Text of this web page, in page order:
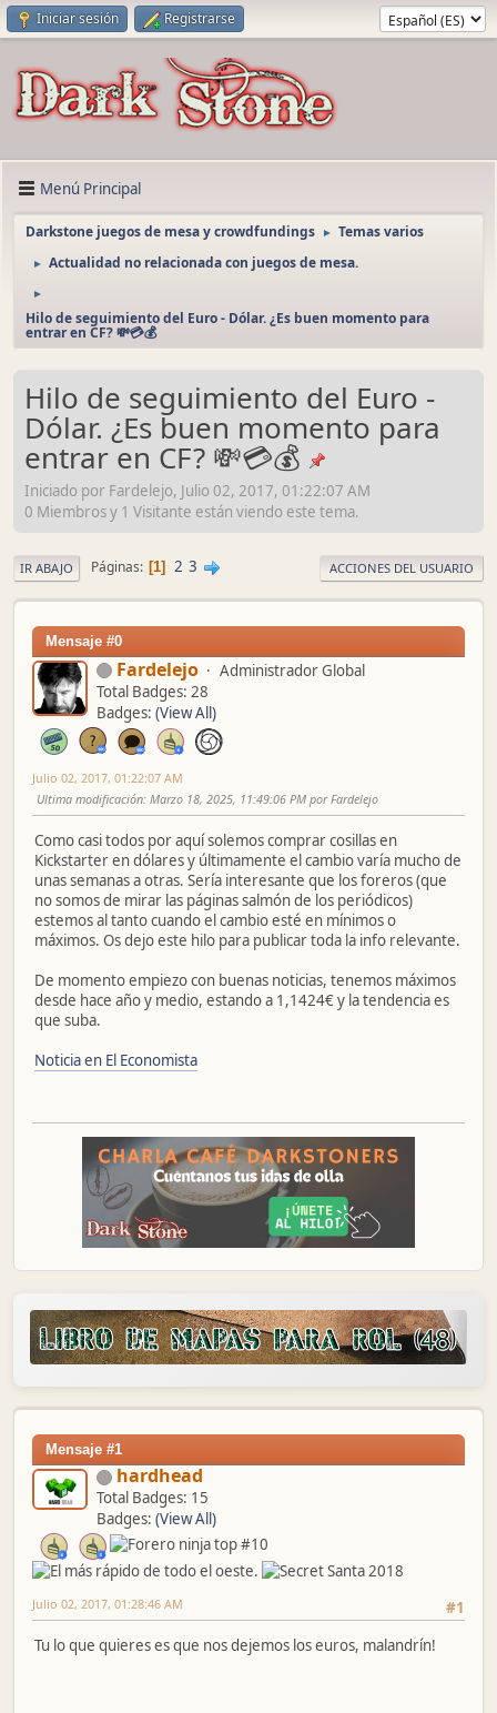
Iniciar sesión Registrarse
Menú Principal
Darkstone juegos de mesa y crowdfundings ► Temas varios
► Actualidad no relacionada con juegos de mesa.
►
Hilo de seguimiento del Euro - Dólar. ¿Es buen momento para
entrar en CF? 💸💳💰
Hilo de seguimiento del Euro -
Dólar. ¿Es buen momento para
entrar en CF? 💸💳💰
Iniciado por Fardelejo, Julio 02, 2017, 01:22:07 AM
0 Miembros y 1 Visitante están viendo este tema.
IR ABAJO Páginas 1 2 3 ACCIONES DEL USUARIO
Mensaje #0
Fardelejo
Administrador Global
Total Badges: 28
Badges: (View All)
Julio 02, 2017, 01:22:07 AM
Ultima modificación: Marzo 18, 2025, 11:49:06 PM por Fardelejo
Como casi todos por aquí solemos comprar cosillas en
Kickstarter en dólares y últimamente el cambio varía mucho de
unas semanas a otras. Sería interesante que los foreros (que
no somos de mirar las páginas salmón de los periódicos)
estemos al tanto cuando el cambio esté en mínimos o
máximos. Os dejo este hilo para publicar toda la info relevante.
De momento empiezo con buenas noticias, tenemos máximos
desde hace año y medio, estando a 1,1424€ y la tendencia es
que suba.
Noticia en El Economista
Mensaje #1
hardhead
Total Badges: 15
Badges: (View All)
#1
Julio 02, 2017, 01:28:46 AM
Tu lo que quieres es que nos dejemos los euros, malandrín!